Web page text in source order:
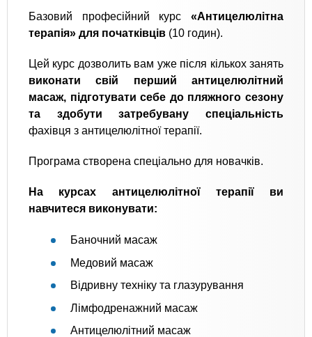
Базовий професійний курс «Антицелюлітна
терапія» для початківців (10 годин).
Цей курс дозволить вам уже після кількох занять
виконати свій перший антицелюлітний
масаж, підготувати себе до пляжного сезону
та здобути затребувану спеціальність
фахівця з антицелюлітної терапії.
Програма створена спеціально для новачків.
На курсах антицелюлітної терапії ви
навчитеся виконувати:
Баночний масаж
Медовий масаж
Відривну техніку та глазурування
Лімфодренажний масаж
Антицелюлітний масаж